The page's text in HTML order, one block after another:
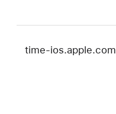
time-ios.apple.com